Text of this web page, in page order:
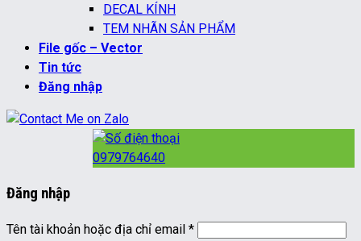
DECAL KÍNH
TEM NHÃN SẢN PHẨM
File gốc – Vector
Tin tức
Đăng nhập
0979764640
Đăng nhập
Tên tài khoản hoặc địa chỉ email *Bắt